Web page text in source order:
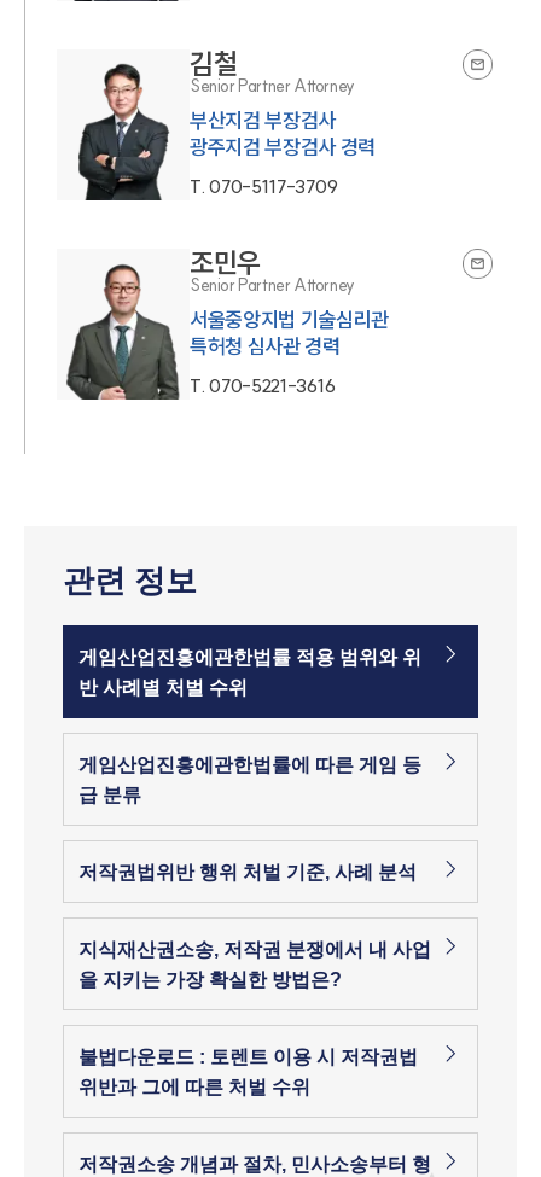
김철
Senior Partner Attorney
부산지검 부장검사
광주지검 부장검사 경력
T.070-5117-3709
조민우
Senior Partner Attorney
서울중앙지법 기술심리관
특허청 심사관 경력
T.070-5221-3616
관련 정보
게임산업진흥에관한법률 적용 범위와 위
반 사례별 처벌 수위
게임산업진흥에관한법률에 따른 게임 등
급 분류
저작권법위반 행위 처벌 기준, 사례 분석
지식재산권소송, 저작권 분쟁에서 내 사업
을 지키는 가장 확실한 방법은?
불법다운로드 : 토렌트 이용 시 저작권법
위반과 그에 따른 처벌 수위
저작권소송 개념과 절차, 민사소송부터 형